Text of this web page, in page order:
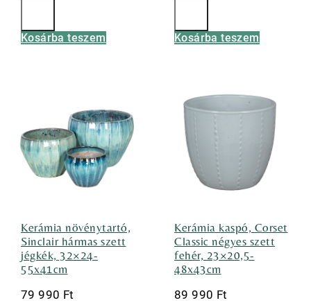
Kosárba teszem Kosárba teszem
Kerámia növénytartó,
Sinclair hármas szett
jégkék, 32×24-
55x41cm
79 990 Ft
Kerámia kaspó, Corset
Classic négyes szett
fehér, 23×20,5-
48x43cm
89 990 Ft